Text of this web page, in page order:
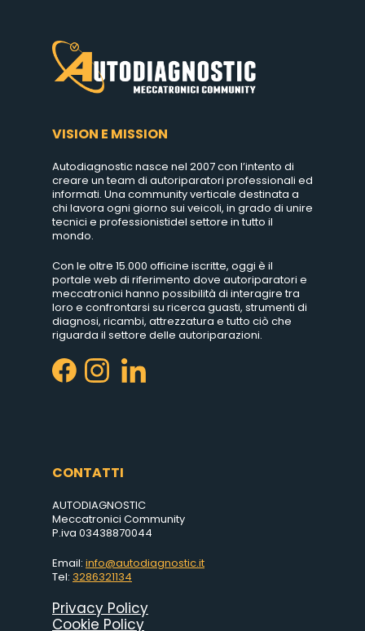
VISION E MISSION
Autodiagnostic nasce nel 2007 con l’intento di
creare un team di autoriparatori professionali ed
informati. Una community verticale destinata a
chi lavora ogni giorno sui veicoli, in grado di unire
tecnici e professionistidel settore in tutto il
mondo.
Con le oltre 15.000 officine iscritte, oggi è il
portale web di riferimento dove autoriparatori e
meccatronici hanno possibilità di interagire tra
loro e confrontarsi su ricerca guasti, strumenti di
diagnosi, ricambi, attrezzatura e tutto ciò che
riguarda il settore delle autoriparazioni.
CONTATTI
AUTODIAGNOSTIC
Meccatronici Community
P.iva 03438870044
Email: info@autodiagnostic.it
Tel: 3286321134
Privacy Policy
Cookie Policy